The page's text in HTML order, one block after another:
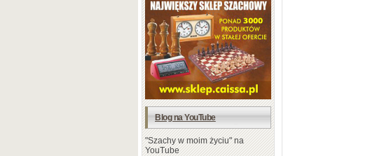
Blog na YouTube
"Szachy w moim życiu" na
YouTube